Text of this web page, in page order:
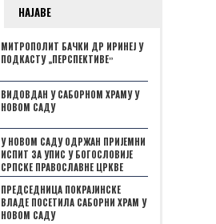
НАЈАВЕ
МИТРОПОЛИТ БАЧКИ ДР ИРИНЕЈ У
ПОДКАСТУ „ПЕРСПЕКТИВЕˮ
ВИДОВДАН У САБОРНОМ ХРАМУ У
НОВОМ САДУ
У НОВОМ САДУ ОДРЖАН ПРИЈЕМНИ
ИСПИТ ЗА УПИС У БОГОСЛОВИЈЕ
СРПСКЕ ПРАВОСЛАВНЕ ЦРКВЕ
ПРЕДСЕДНИЦА ПОКРАЈИНСКЕ
ВЛАДЕ ПОСЕТИЛА САБОРНИ ХРАМ У
НОВОМ САДУ